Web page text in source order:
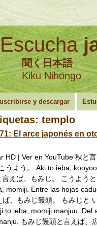
Escucha
聞く日本語
Kiku Nihongo
y descargar
templo
El arce japonés en
HD | Ver en YouTube 秋と
うよう。 Aki to ieba,
えば、もみじ。 こうよう
momiji. Entre las hojas
、もみじ饅頭。 もみじと
to ieba, momiji manjuu. Del
もみじ饅頭と言えば、